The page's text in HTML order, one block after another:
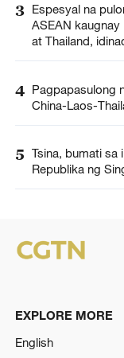
3 Espesyal na
ASEAN
at Thailand,
4 Pagpapasulong
China-Laos-
5 Tsina, bumati sa
Republika ng
EXPLORE MORE
English